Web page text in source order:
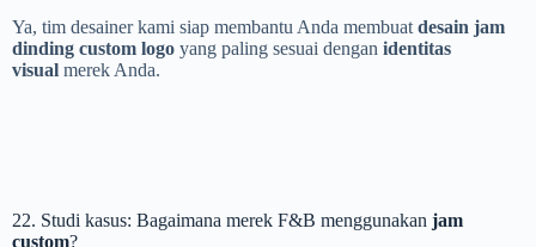
Ya, tim desainer kami siap membantu Anda membuat desain jam
dinding custom logo yang paling sesuai dengan identitas
visual merek Anda.
22. Studi kasus: Bagaimana merek F&B menggunakan jam
custom?